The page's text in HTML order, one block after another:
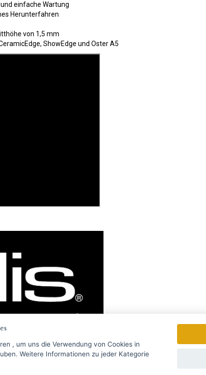
einfache Wartung
Herunterfahren
von 1,5 mm
ShowEdge und Oster A5
, um uns die Verwendung von Cookies in
Kategorie